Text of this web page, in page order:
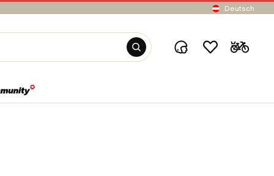
Deutsch